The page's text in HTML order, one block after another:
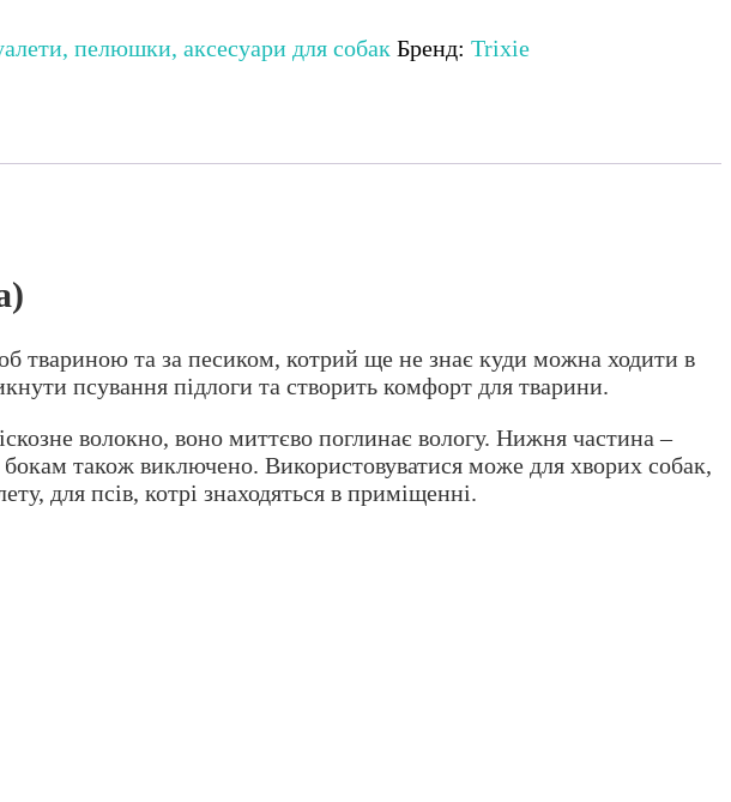
пелюшки, аксесуари для собак Бренд:Trixie
твариною та за песиком, котрий ще не знає куди можна ходити в
псування підлоги та створить комфорт для тварини.
волокно, воно миттєво поглинає вологу. Нижня частина –
також виключено. Використовуватися може для хворих собак,
для псів, котрі знаходяться в приміщенні.